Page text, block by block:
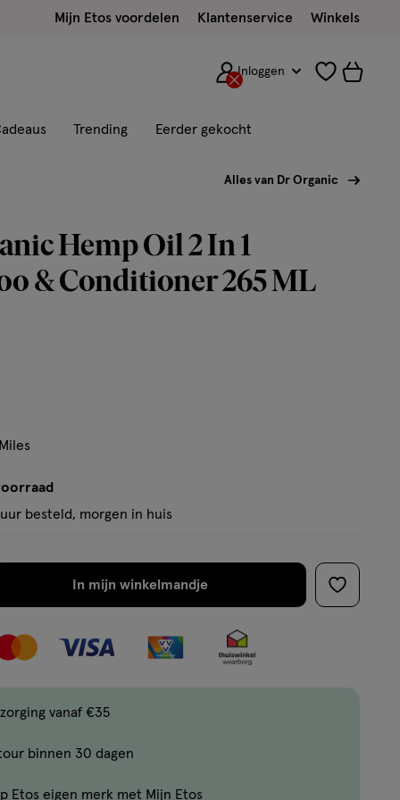
Mijn Etos voordelen Klantenservice Winkels
Inloggen
Trending Eerder gekocht
Alles van Dr Organic
Hemp Oil 2 In 1
& Conditioner 265 ML
besteld, morgen in huis
In mijn winkelmandje
verhoog
met
vanaf €35
binnen 30 dagen
Etos eigen merk met Mijn Etos